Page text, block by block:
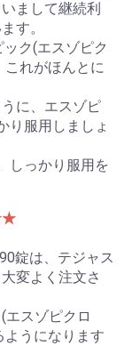
まして継続利
す。
ク(エスゾピク
これがほんとに
に、エスゾピ
り服用しましょ
しっかり服用を
錠は、テジャス
変よく注文さ
エスゾピクロ
ようになります